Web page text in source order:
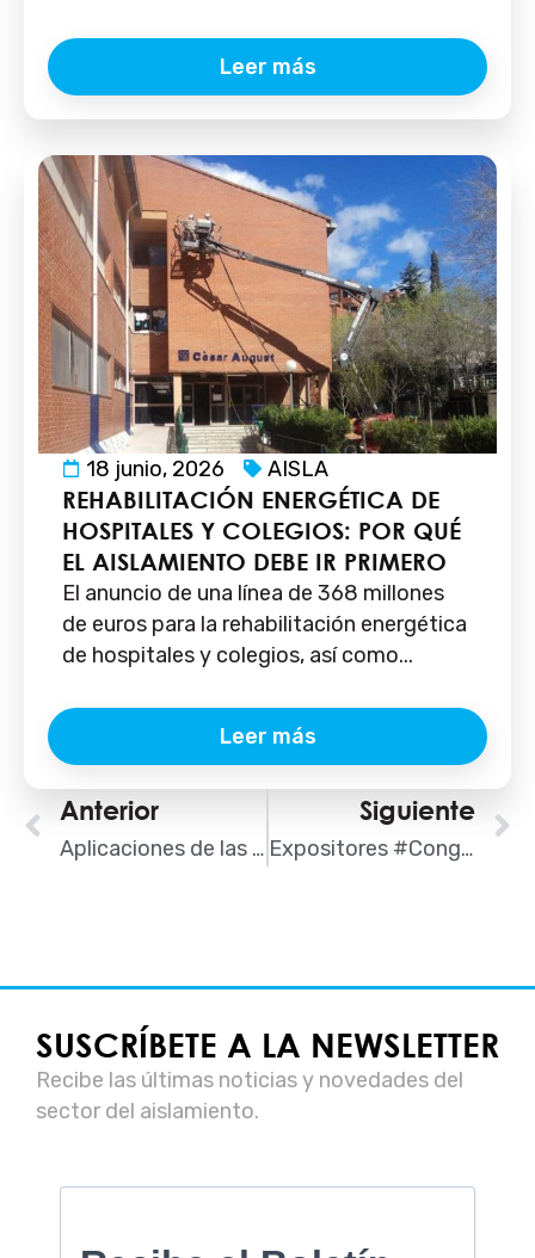
Leer más
18 junio, 2026 AISLA
REHABILITACIÓN ENERGÉTICA DE
HOSPITALES Y COLEGIOS: POR QUÉ
EL AISLAMIENTO DEBE IR PRIMERO
El anuncio de una línea de 368 millones
de euros para la rehabilitación energética
de hospitales y colegios, así como...
Leer más
Ant
Anterior
Aplicaciones de las planchas de espuma fenólica para aislamiento
Siguiente
Expositores #CongresoAISLA: Aísla y ahorra
SUSCRÍBETE A LA NEWSLETTER
Recibe las últimas noticias y novedades del
sector del aislamiento.